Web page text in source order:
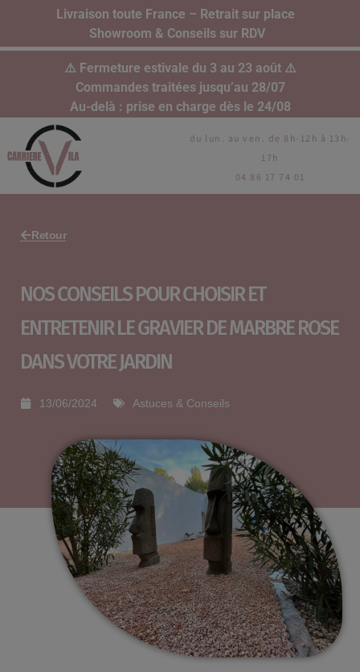
Livraison toute France – Retrait sur place
Showroom & Conseils sur RDV
⚠️ Fermeture estivale du 3 au 23 août ⚠️
Commandes traitées jusqu’au 28/07
Au-delà : prise en charge dès le 24/08
du lun. au ven. de 8h-12h à 13h-
17h
04 86 17 74 01
Retour
NOS CONSEILS POUR CHOISIR ET
ENTRETENIR LE GRAVIER DE MARBRE ROSE
DANS VOTRE JARDIN
13/06/2024 Astuces & Conseils